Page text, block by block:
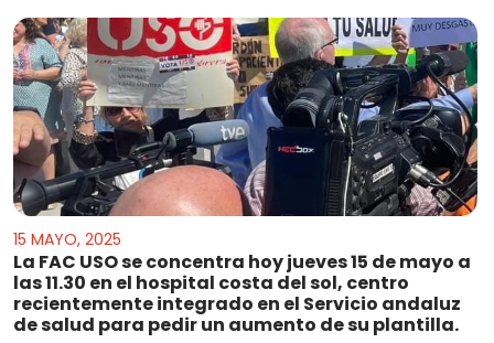
15 MAYO, 2025
La FAC USO se concentra hoy jueves 15 de mayo a
las 11.30 en el hospital costa del sol, centro
recientemente integrado en el Servicio andaluz
de salud para pedir un aumento de su plantilla.